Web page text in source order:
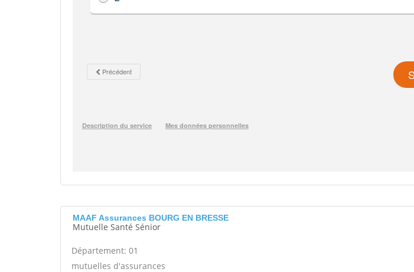
MAAF Assurances BOURG EN BRESSE
Mutuelle Santé Sénior
Département: 01
mutuelles d'assurances